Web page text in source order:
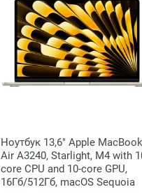
Ноутбук 13,6" Apple MacBook
Air A3240, Starlight, M4 with
core CPU and 10-core GPU,
16Гб/512Гб, macOS Sequoia